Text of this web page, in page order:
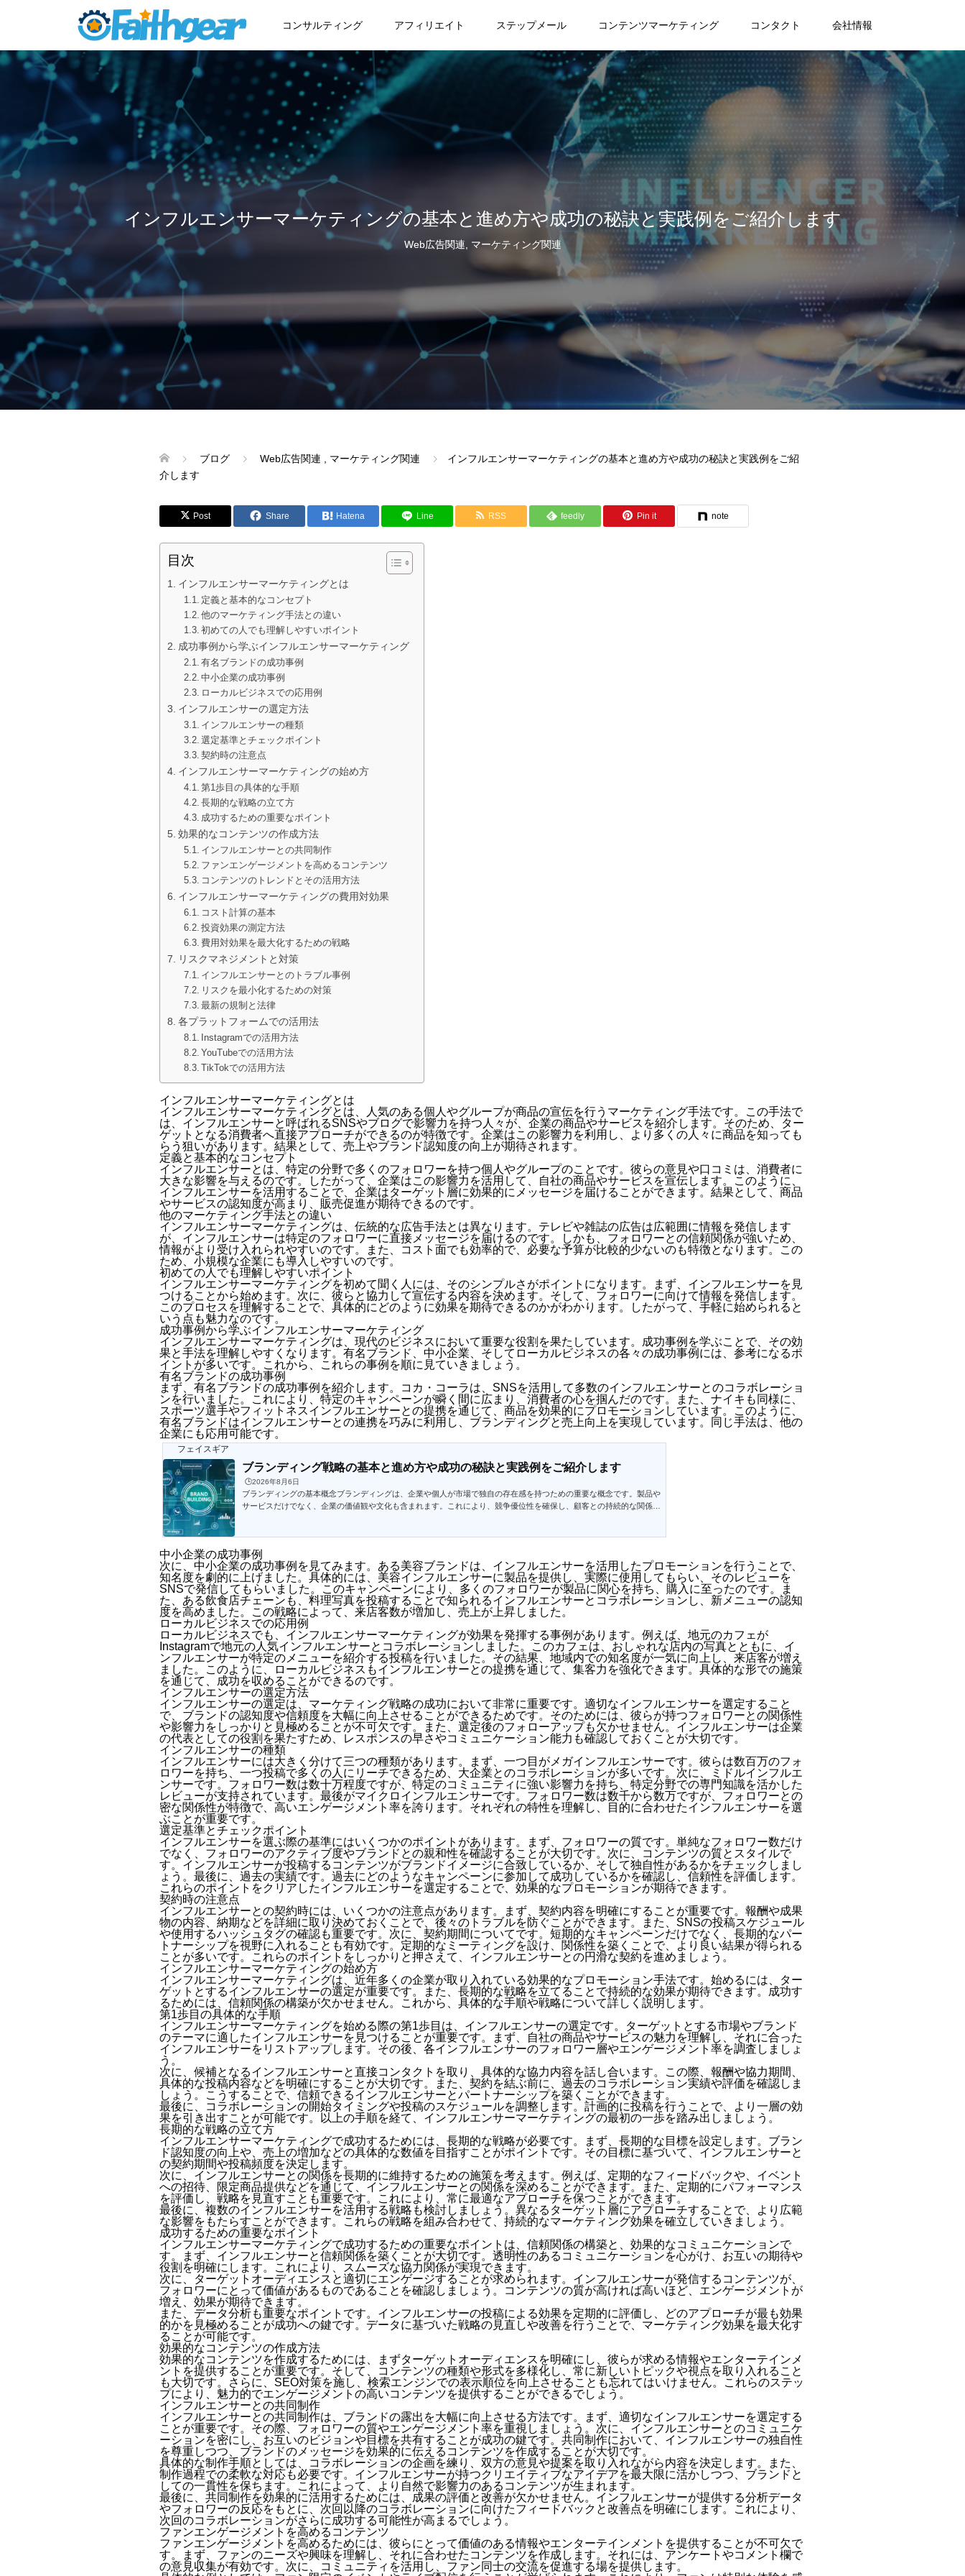
コンサルティング アフィリエイト ステップメール コンテンツマーケティング コンタクト 会社情報
インフルエンサーマーケティングの基本と進め方や成功の秘訣と実践例をご紹介します
Web広告関連 マーケティング関連
ブログ Web広告関連 マーケティング関連
インフルエンサーマーケティングの基本と進め方や成功の秘訣と実践例をご紹
介します
Post Share Hatena Line RSS feedly Pin it note
目次
インフルエンサーマーケティングとは
定義と基本的なコンセプト
他のマーケティング手法との違い
初めての人でも理解しやすいポイント
成功事例から学ぶインフルエンサーマーケティング
有名ブランドの成功事例
中小企業の成功事例
ローカルビジネスでの応用例
インフルエンサーの選定方法
インフルエンサーの種類
選定基準とチェックポイント
契約時の注意点
インフルエンサーマーケティングの始め方
第1歩目の具体的な手順
長期的な戦略の立て方
成功するための重要なポイント
効果的なコンテンツの作成方法
インフルエンサーとの共同制作
ファンエンゲージメントを高めるコンテンツ
コンテンツのトレンドとその活用方法
インフルエンサーマーケティングの費用対効果
コスト計算の基本
投資効果の測定方法
費用対効果を最大化するための戦略
リスクマネジメントと対策
インフルエンサーとのトラブル事例
リスクを最小化するための対策
最新の規制と法律
各プラットフォームでの活用法
Instagramでの活用方法
YouTubeでの活用方法
TikTokでの活用方法
インフルエンサーマーケティングとは
インフルエンサーマーケティングとは、人気のある個人やグループが商品の宣伝を行うマーケティング手法です。この手法で
は、インフルエンサーと呼ばれるSNSやブログで影響力を持つ人々が、企業の商品やサービスを紹介します。そのため、ター
ゲットとなる消費者へ直接アプローチができるのが特徴です。企業はこの影響力を利用し、より多くの人々に商品を知っても
らう狙いがあります。結果として、売上やブランド認知度の向上が期待されます。
定義と基本的なコンセプト
インフルエンサーとは、特定の分野で多くのフォロワーを持つ個人やグループのことです。彼らの意見や口コミは、消費者に
大きな影響を与えるのです。したがって、企業はこの影響力を活用して、自社の商品やサービスを宣伝します。このように、
インフルエンサーを活用することで、企業はターゲット層に効果的にメッセージを届けることができます。結果として、商品
やサービスの認知度が高まり、販売促進が期待できるのです。
他のマーケティング手法との違い
インフルエンサーマーケティングは、伝統的な広告手法とは異なります。テレビや雑誌の広告は広範囲に情報を発信します
が、インフルエンサーは特定のフォロワーに直接メッセージを届けるのです。しかも、フォロワーとの信頼関係が強いため、
情報がより受け入れられやすいのです。また、コスト面でも効率的で、必要な予算が比較的少ないのも特徴となります。この
ため、小規模な企業にも導入しやすいのです。
初めての人でも理解しやすいポイント
インフルエンサーマーケティングを初めて聞く人には、そのシンプルさがポイントになります。まず、インフルエンサーを見
つけることから始めます。次に、彼らと協力して宣伝する内容を決めます。そして、フォロワーに向けて情報を発信します。
このプロセスを理解することで、具体的にどのように効果を期待できるのかがわかります。したがって、手軽に始められると
いう点も魅力なのです。
成功事例から学ぶインフルエンサーマーケティング
インフルエンサーマーケティングは、現代のビジネスにおいて重要な役割を果たしています。成功事例を学ぶことで、その効
果と手法を理解しやすくなります。有名ブランド、中小企業、そしてローカルビジネスの各々の成功事例には、参考になるポ
イントが多いです。これから、これらの事例を順に見ていきましょう。
有名ブランドの成功事例
まず、有名ブランドの成功事例を紹介します。コカ・コーラは、SNSを活用して多数のインフルエンサーとのコラボレーショ
ンを行いました。これにより、特定のキャンペーンが瞬く間に広まり、消費者の心を掴んだのです。また、ナイキも同様に、
スポーツ選手やフィットネスインフルエンサーとの提携を通じて、商品を効果的にプロモーションしています。このように、
有名ブランドはインフルエンサーとの連携を巧みに利用し、ブランディングと売上向上を実現しています。同じ手法は、他の
企業にも応用可能です。
フェイスギア
ブランディング戦略の基本と進め方や成功の秘訣と実践例をご紹介します
🕒️2026年8月6日
ブランディングの基本概念ブランディングは、企業や個人が市場で独自の存在感を持つための重要な概念です。製品や
サービスだけでなく、企業の価値観や文化も含まれます。これにより、競争優位性を確保し、顧客との持続的な関係を
中小企業の成功事例
次に、中小企業の成功事例を見てみます。ある美容ブランドは、インフルエンサーを活用したプロモーションを行うことで、
知名度を劇的に上げました。具体的には、美容インフルエンサーに製品を提供し、実際に使用してもらい、そのレビューを
SNSで発信してもらいました。このキャンペーンにより、多くのフォロワーが製品に関心を持ち、購入に至ったのです。ま
た、ある飲食店チェーンも、料理写真を投稿することで知られるインフルエンサーとコラボレーションし、新メニューの認知
度を高めました。この戦略によって、来店客数が増加し、売上が上昇しました。
ローカルビジネスでの応用例
ローカルビジネスでも、インフルエンサーマーケティングが効果を発揮する事例があります。例えば、地元のカフェが
Instagramで地元の人気インフルエンサーとコラボレーションしました。このカフェは、おしゃれな店内の写真とともに、イ
ンフルエンサーが特定のメニューを紹介する投稿を行いました。その結果、地域内での知名度が一気に向上し、来店客が増え
ました。このように、ローカルビジネスもインフルエンサーとの提携を通じて、集客力を強化できます。具体的な形での施策
を通じて、成功を収めることができるのです。
インフルエンサーの選定方法
インフルエンサーの選定は、マーケティング戦略の成功において非常に重要です。適切なインフルエンサーを選定すること
で、ブランドの認知度や信頼度を大幅に向上させることができるためです。そのためには、彼らが持つフォロワーとの関係性
や影響力をしっかりと見極めることが不可欠です。また、選定後のフォローアップも欠かせません。インフルエンサーは企業
の代表としての役割を果たすため、レスポンスの早さやコミュニケーション能力も確認しておくことが大切です。
インフルエンサーの種類
インフルエンサーには大きく分けて三つの種類があります。まず、一つ目がメガインフルエンサーです。彼らは数百万のフォ
ロワーを持ち、一つ投稿で多くの人にリーチできるため、大企業とのコラボレーションが多いです。次に、ミドルインフルエ
ンサーです。フォロワー数は数十万程度ですが、特定のコミュニティに強い影響力を持ち、特定分野での専門知識を活かした
レビューが支持されています。最後がマイクロインフルエンサーです。フォロワー数は数千から数万ですが、フォロワーとの
密な関係性が特徴で、高いエンゲージメント率を誇ります。それぞれの特性を理解し、目的に合わせたインフルエンサーを選
ぶことが重要です。
選定基準とチェックポイント
インフルエンサーを選ぶ際の基準にはいくつかのポイントがあります。まず、フォロワーの質です。単純なフォロワー数だけ
でなく、フォロワーのアクティブ度やブランドとの親和性を確認することが大切です。次に、コンテンツの質とスタイルで
す。インフルエンサーが投稿するコンテンツがブランドイメージに合致しているか、そして独自性があるかをチェックしまし
ょう。最後に、過去の実績です。過去にどのようなキャンペーンに参加して成功しているかを確認し、信頼性を評価します。
これらのポイントをクリアしたインフルエンサーを選定することで、効果的なプロモーションが期待できます。
契約時の注意点
インフルエンサーとの契約時には、いくつかの注意点があります。まず、契約内容を明確にすることが重要です。報酬や成果
物の内容、納期などを詳細に取り決めておくことで、後々のトラブルを防ぐことができます。また、SNSの投稿スケジュール
や使用するハッシュタグの確認も重要です。次に、契約期間についてです。短期的なキャンペーンだけでなく、長期的なパー
トナーシップを視野に入れることも有効です。定期的なミーティングを設け、関係性を築くことで、より良い結果が得られる
ことが多いです。これらのポイントをしっかりと押さえて、インフルエンサーとの円滑な契約を進めましょう。
インフルエンサーマーケティングの始め方
インフルエンサーマーケティングは、近年多くの企業が取り入れている効果的なプロモーション手法です。始めるには、ター
ゲットとするインフルエンサーの選定が重要です。また、長期的な戦略を立てることで持続的な効果が期待できます。成功す
るためには、信頼関係の構築が欠かせません。これから、具体的な手順や戦略について詳しく説明します。
第1歩目の具体的な手順
インフルエンサーマーケティングを始める際の第1歩目は、インフルエンサーの選定です。ターゲットとする市場やブランド
のテーマに適したインフルエンサーを見つけることが重要です。まず、自社の商品やサービスの魅力を理解し、それに合った
インフルエンサーをリストアップします。その後、各インフルエンサーのフォロワー層やエンゲージメント率を調査しましょ
う。
次に、候補となるインフルエンサーと直接コンタクトを取り、具体的な協力内容を話し合います。この際、報酬や協力期間、
具体的な投稿内容などを明確にすることが大切です。また、契約を結ぶ前に、過去のコラボレーション実績や評価を確認しま
しょう。こうすることで、信頼できるインフルエンサーとパートナーシップを築くことができます。
最後に、コラボレーションの開始タイミングや投稿のスケジュールを調整します。計画的に投稿を行うことで、より一層の効
果を引き出すことが可能です。以上の手順を経て、インフルエンサーマーケティングの最初の一歩を踏み出しましょう。
長期的な戦略の立て方
インフルエンサーマーケティングで成功するためには、長期的な戦略が必要です。まず、長期的な目標を設定します。ブラン
ド認知度の向上や、売上の増加などの具体的な数値を目指すことがポイントです。その目標に基づいて、インフルエンサーと
の契約期間や投稿頻度を決定します。
次に、インフルエンサーとの関係を長期的に維持するための施策を考えます。例えば、定期的なフィードバックや、イベント
への招待、限定商品提供などを通じて、インフルエンサーとの関係を深めることができます。また、定期的にパフォーマンス
を評価し、戦略を見直すことも重要です。これにより、常に最適なアプローチを保つことができます。
最後に、複数のインフルエンサーを活用する戦略も検討しましょう。異なるターゲット層にアプローチすることで、より広範
な影響をもたらすことができます。これらの戦略を組み合わせて、持続的なマーケティング効果を確立していきましょう。
成功するための重要なポイント
インフルエンサーマーケティングで成功するための重要なポイントは、信頼関係の構築と、効果的なコミュニケーションで
す。まず、インフルエンサーと信頼関係を築くことが大切です。透明性のあるコミュニケーションを心がけ、お互いの期待や
役割を明確にします。これにより、スムーズな協力関係が実現できます。
次に、ターゲットオーディエンスと適切にエンゲージすることが求められます。インフルエンサーが発信するコンテンツが、
フォロワーにとって価値があるものであることを確認しましょう。コンテンツの質が高ければ高いほど、エンゲージメントが
増え、効果が期待できます。
また、データ分析も重要なポイントです。インフルエンサーの投稿による効果を定期的に評価し、どのアプローチが最も効果
的かを見極めることが成功への鍵です。データに基づいた戦略の見直しや改善を行うことで、マーケティング効果を最大化す
ることが可能です。
効果的なコンテンツの作成方法
効果的なコンテンツを作成するためには、まずターゲットオーディエンスを明確にし、彼らが求める情報やエンターテインメ
ントを提供することが重要です。そして、コンテンツの種類や形式を多様化し、常に新しいトピックや視点を取り入れること
も大切です。さらに、SEO対策を施し、検索エンジンでの表示順位を向上させることも忘れてはいけません。これらのステッ
プにより、魅力的でエンゲージメントの高いコンテンツを提供することができるでしょう。
インフルエンサーとの共同制作
インフルエンサーとの共同制作は、ブランドの露出を大幅に向上させる方法です。まず、適切なインフルエンサーを選定する
ことが重要です。その際、フォロワーの質やエンゲージメント率を重視しましょう。次に、インフルエンサーとのコミュニケ
ーションを密にし、お互いのビジョンや目標を共有することが成功の鍵です。共同制作において、インフルエンサーの独自性
を尊重しつつ、ブランドのメッセージを効果的に伝えるコンテンツを作成することが大切です。
具体的な制作手順としては、コラボレーションの企画を練り、双方の意見や提案を取り入れながら内容を決定します。また、
制作過程での柔軟な対応も必要です。インフルエンサーが持つクリエイティブなアイデアを最大限に活かしつつ、ブランドと
しての一貫性を保ちます。これによって、より自然で影響力のあるコンテンツが生まれます。
最後に、共同制作を効果的に活用するためには、成果の評価と改善が欠かせません。インフルエンサーが提供する分析データ
やフォロワーの反応をもとに、次回以降のコラボレーションに向けたフィードバックと改善点を明確にします。これにより、
次回のコラボレーションがさらに成功する可能性が高まるでしょう。
ファンエンゲージメントを高めるコンテンツ
ファンエンゲージメントを高めるためには、彼らにとって価値のある情報やエンターテインメントを提供することが不可欠で
す。まず、ファンのニーズや興味を理解し、それに合わせたコンテンツを作成します。それには、アンケートやコメント欄で
の意見収集が有効です。次に、コミュニティを活用し、ファン同士の交流を促進する場を提供します。